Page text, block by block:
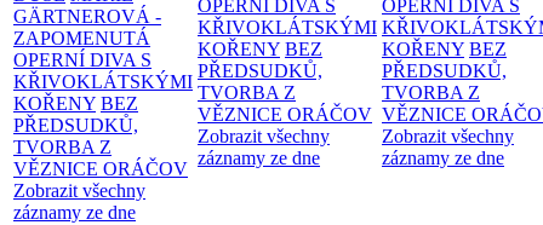
GÄRTNEROVÁ -
ZAPOMENUTÁ
OPERNÍ DIVA S
KŘIVOKLÁTSKÝMI
KOŘENY BEZ
PŘEDSUDKŮ,
TVORBA Z
VĚZNICE ORÁČOV
Zobrazit všechny
záznamy ze dne
OPERNÍ DIVA S
KŘIVOKLÁTSKÝMI
KOŘENY BEZ
PŘEDSUDKŮ,
TVORBA Z
VĚZNICE ORÁČOV
Zobrazit všechny
záznamy ze dne
OPERNÍ DIVA S
KOŘENY BEZ
PŘEDSUDKŮ,
TVORBA Z
VĚZNICE
Zobrazit všechny
záznamy ze dne